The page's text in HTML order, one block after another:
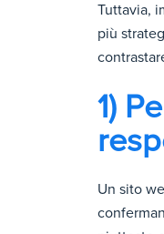
Tuttavia,
più
1)
Un sito